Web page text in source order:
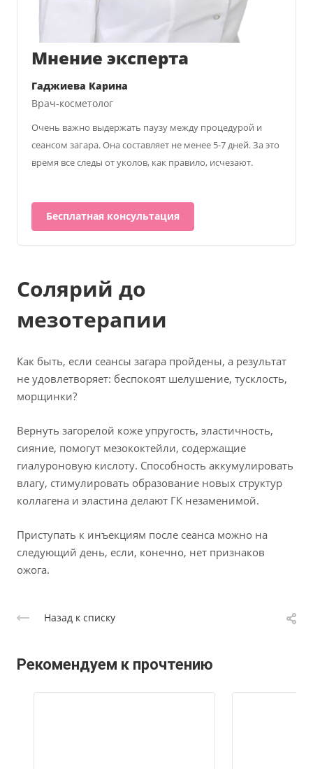
Мнение эксперта
Гаджиева Карина
Врач-косметолог
Очень важно выдержать паузу между процедурой и
сеансом загара. Она составляет не менее 5-7 дней. За это
время все следы от уколов, как правило, исчезают.
Бесплатная консультация
Солярий до
мезотерапии
Как быть, если сеансы загара пройдены, а результат
не удовлетворяет: беспокоят шелушение, тусклость,
морщинки?
Вернуть загорелой коже упругость, эластичность,
сияние, помогут мезококтейли, содержащие
гиалуроновую кислоту. Способность аккумулировать
влагу, стимулировать образование новых структур
коллагена и эластина делают ГК незаменимой.
Приступать к инъекциям после сеанса можно на
следующий день, если, конечно, нет признаков
ожога.
Назад к списку
Рекомендуем к прочтению